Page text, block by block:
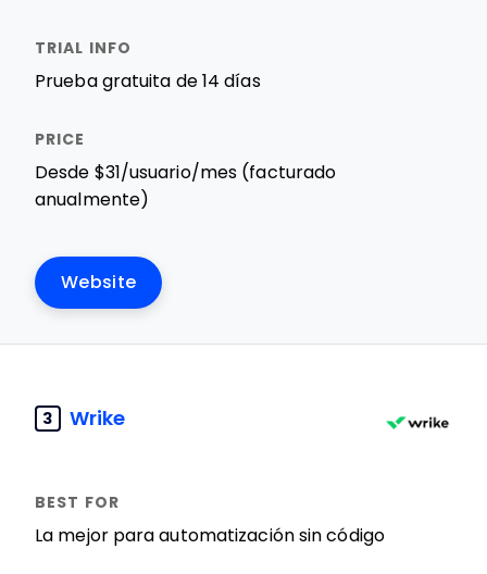
Prueba gratuita de 14 días
Desde $31/usuario/mes (facturado
anualmente)
Website
3 Wrike
La mejor para automatización sin código